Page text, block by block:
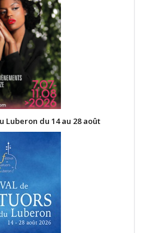
Luberon du 14 au 28 août